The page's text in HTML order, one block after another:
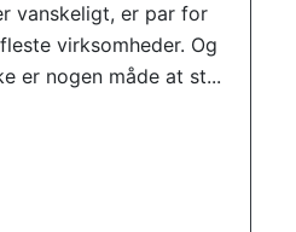
vanskeligt, er par for
virksomheder. Og
er nogen måde at st...